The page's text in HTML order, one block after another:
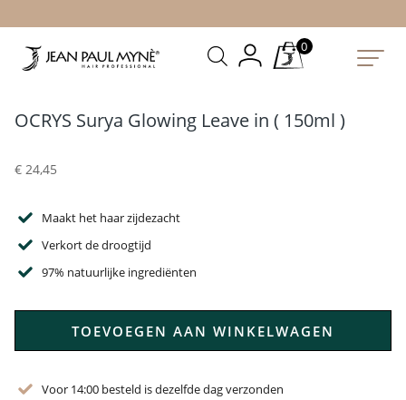
0
OCRYS Surya Glowing Leave in ( 150ml )
€ 24,45
Maakt het haar zijdezacht
Verkort de droogtijd
97% natuurlijke ingrediënten
TOEVOEGEN AAN WINKELWAGEN
Voor 14:00 besteld is dezelfde dag verzonden